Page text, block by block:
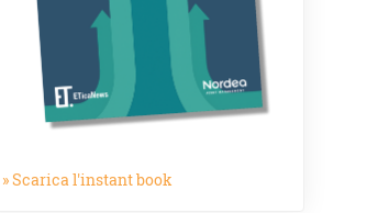
» Scarica l'instant book